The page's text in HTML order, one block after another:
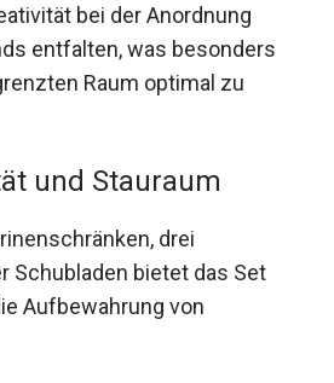
bei der Anordnung
entfalten, was besonders
Raum optimal zu
und Stauraum
drei
Schubladen bietet das Set
Aufbewahrung von